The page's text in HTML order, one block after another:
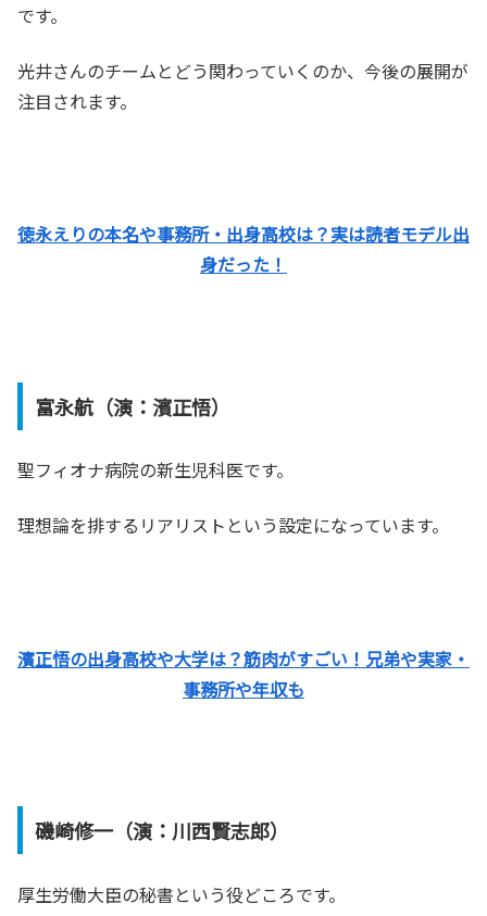
です。
光井さんのチームとどう関わっていくのか、今後の展開が
注目されます。
徳永えりの本名や事務所・出身高校は？実は読者モデル出
身だった！
富永航（演：濱正悟）
聖フィオナ病院の新生児科医です。
理想論を排するリアリストという設定になっています。
濱正悟の出身高校や大学は？筋肉がすごい！兄弟や実家・
事務所や年収も
磯崎修一（演：川西賢志郎）
厚生労働大臣の秘書という役どころです。